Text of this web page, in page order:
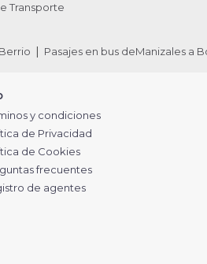
Transporte
Pasajes en bus deManizales a
y condiciones
de Privacidad
de Cookies
frecuentes
de agentes